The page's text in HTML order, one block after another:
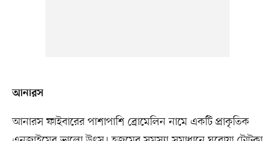
আনারস
আনারস ফাইবারের পাশাপাশি ব্রোমেলিন নামে একটি প্রাকৃতিক